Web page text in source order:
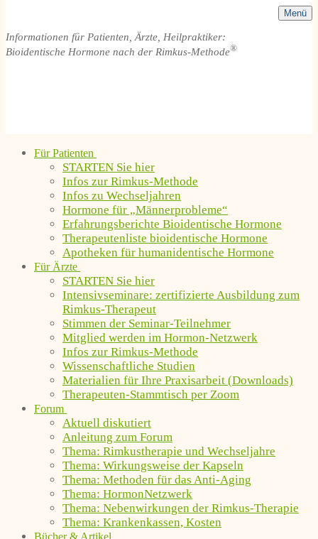
Menü
Informationen für Patienten, Ärzte, Heilpraktiker:
Bioidentische Hormone nach der Rimkus-Methode®
Für Patienten
STARTEN Sie hier
Infos zur Rimkus-Methode
Infos zu Wechseljahren
Hormone für „Männerprobleme“
Erfahrungsberichte Bioidentische Hormone
Therapeutenliste bioidentische Hormone
Apotheken für humanidentische Hormone
Für Ärzte
STARTEN Sie hier
Intensivseminare: zertifizierte Ausbildung zum
Rimkus-Therapeut
Stimmen der Seminar-Teilnehmer
Mitglied werden im Hormon-Netzwerk
Infos zur Rimkus-Methode
Wissenschaftliche Studien
Materialien für Ihre Praxisarbeit (Downloads)
Therapeuten-Stammtisch per Zoom
Forum
Aktuell diskutiert
Anleitung zum Forum
Thema: Rimkustherapie und Wechseljahre
Thema: Wirkungsweise der Kapseln
Thema: Methoden für das Anti-Aging
Thema: HormonNetzwerk
Thema: Nebenwirkungen der Rimkus-Therapie
Thema: Krankenkassen, Kosten
Bücher & Artikel